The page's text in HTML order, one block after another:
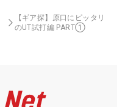
【ギア探】原口にピッタリ
のUT試打編 PART①